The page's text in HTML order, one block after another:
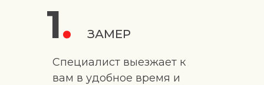
ЗАМЕР
Специалист выезжает к
вам в удобное время и
1.